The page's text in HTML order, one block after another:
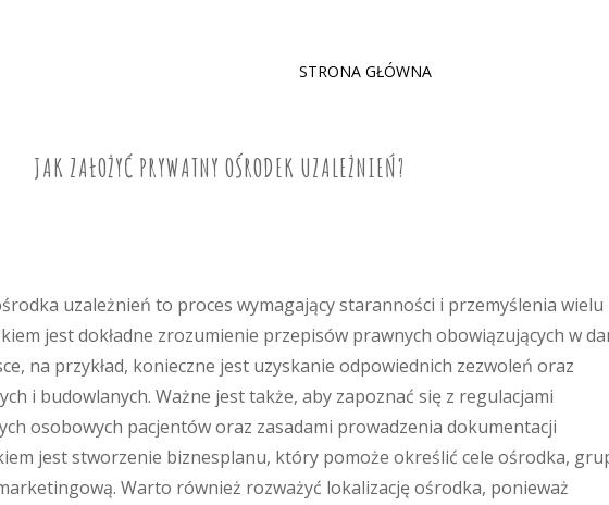
SKIP
STRONA GŁÓWNA
JAK ZAŁOŻYĆ PRYWATNY OŚRODEK UZALEŻNIEŃ?
uzależnień to proces wymagający staranności i przemyślenia wielu
jest dokładne zrozumienie przepisów prawnych obowiązujących w
na przykład, konieczne jest uzyskanie odpowiednich zezwoleń oraz
i budowlanych. Ważne jest także, aby zapoznać się z regulacjami
osobowych pacjentów oraz zasadami prowadzenia dokumentacji
jest stworzenie biznesplanu, który pomoże określić cele ośrodka,
Warto również rozważyć lokalizację ośrodka, ponieważ